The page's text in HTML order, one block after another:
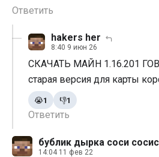
Ответить
hakers her
8:40 9 июн 26
СКАЧАТЬ МАЙН 1.16.201
старая версия для карты
Ответить
😭1 👎1
бублик дырка соси
14:04 11 фев 22